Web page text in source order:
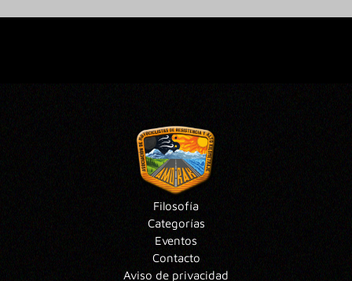
Filosofía
Categorías
Eventos
Contacto
Aviso de privacidad